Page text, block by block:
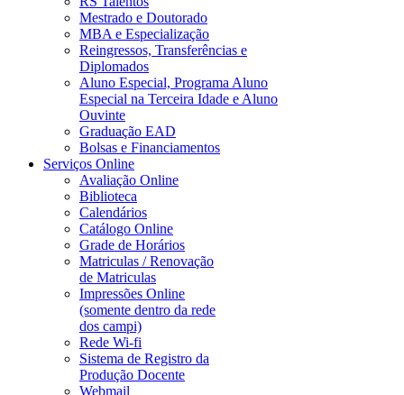
Mestrado e Doutorado
MBA e Especialização
Reingressos, Transferências e
Diplomados
Aluno Especial, Programa Aluno
Especial na Terceira Idade e Aluno
Ouvinte
Graduação EAD
Bolsas e Financiamentos
Serviços Online
Avaliação Online
Biblioteca
Calendários
Catálogo Online
Grade de Horários
Matriculas / Renovação
de Matriculas
Impressões Online
(somente dentro da rede
dos campi)
Rede Wi-fi
Sistema de Registro da
Produção Docente
Webmail